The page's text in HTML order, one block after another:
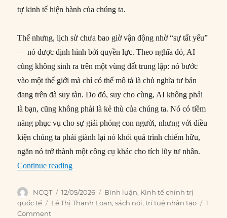
tự kinh tế hiện hành của chúng ta.
Thế nhưng, lịch sử chưa bao giờ vận động nhờ “sự tất yếu”
— nó được định hình bởi quyền lực. Theo nghĩa đó, AI
cũng không sinh ra trên một vùng đất trung lập: nó bước
vào một thế giới mà chỉ có thể mô tả là chủ nghĩa tư bản
đang trên đà suy tàn. Do đó, suy cho cùng, AI không phải
là bạn, cũng không phải là kẻ thù của chúng ta. Nó có tiềm
năng phục vụ cho sự giải phóng con người, nhưng với điều
kiện chúng ta phải giành lại nó khỏi quá trình chiếm hữu,
ngăn nó trở thành một công cụ khác cho tích lũy tư nhân.
Continue reading“AI sẽ cứu vãn hay đẩy nhanh sự suy tàn của
Author
NCQT
Posted
on
12/05/2026 Categories
Bình luận, Kinh tế chính trị
quốc tế
Tags
Lê Thị Thanh Loan,sách nói,trí tuệ nhân tạo
1
Comment